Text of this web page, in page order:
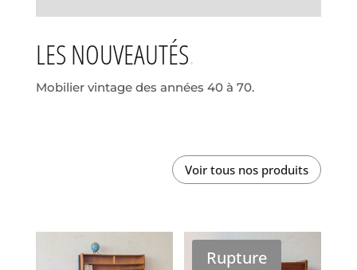
LES NOUVEAUTÉS
Mobilier vintage des années 40 à 70.
Voir tous nos produits
Rupture